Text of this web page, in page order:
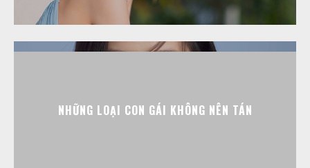
NHỮNG LOẠI CON GÁI KHÔNG NÊN TÁN